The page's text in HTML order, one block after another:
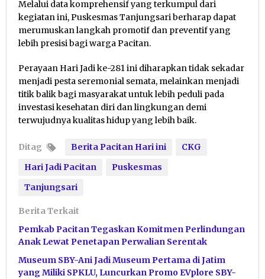
​Melalui data komprehensif yang terkumpul dari
kegiatan ini, Puskesmas Tanjungsari berharap dapat
merumuskan langkah promotif dan preventif yang
lebih presisi bagi warga Pacitan.
Perayaan Hari Jadi ke-281 ini diharapkan tidak sekadar
menjadi pesta seremonial semata, melainkan menjadi
titik balik bagi masyarakat untuk lebih peduli pada
investasi kesehatan diri dan lingkungan demi
terwujudnya kualitas hidup yang lebih baik.
Ditag Berita Pacitan Hari ini
CKG
Hari Jadi Pacitan
Puskesmas
Tanjungsari
Berita Terkait
Pemkab Pacitan Tegaskan Komitmen Perlindungan
Anak Lewat Penetapan Perwalian Serentak
Museum SBY-Ani Jadi Museum Pertama di Jatim
yang Miliki SPKLU, Luncurkan Promo EVplore SBY-